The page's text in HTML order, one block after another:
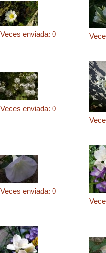
Veces enviada: 0
Veces enviada: 0
Veces enviada: 0